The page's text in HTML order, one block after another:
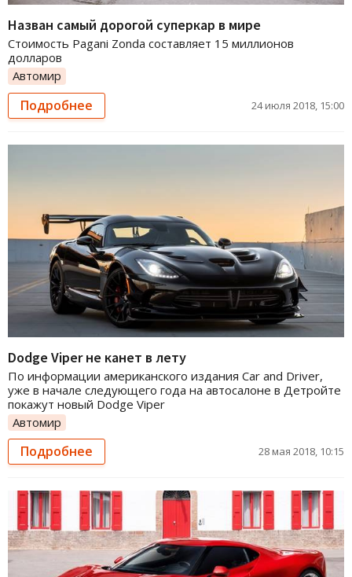
Назван самый дорогой суперкар в мире
Стоимость Pagani Zonda составляет 15 миллионов
долларов
Автомир
Подробнее 24 июля 2018, 15:00
Dodge Viper не канет в лету
По информации американского издания Car and Driver,
уже в начале следующего года на автосалоне в Детройте
покажут новый Dodge Viper
Автомир
Подробнее 28 мая 2018, 10:15